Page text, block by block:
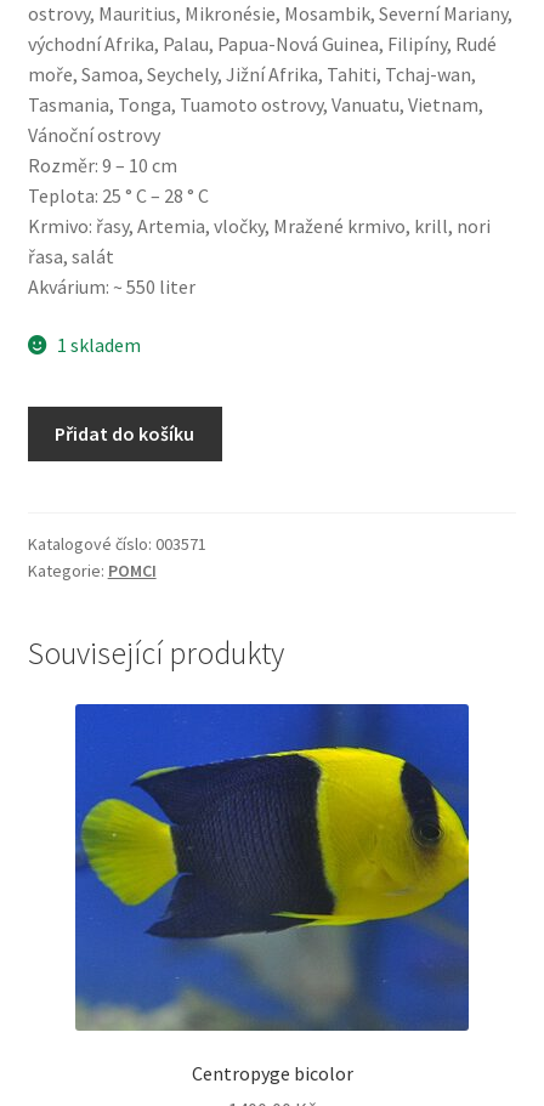
ostrovy, Mauritius, Mikronésie, Mosambik, Severní Mariany,
východní Afrika, Palau, Papua-Nová Guinea, Filipíny, Rudé
moře, Samoa, Seychely, Jižní Afrika, Tahiti, Tchaj-wan,
Tasmania, Tonga, Tuamoto ostrovy, Vanuatu, Vietnam,
Vánoční ostrovy
Rozměr: 9 – 10 cm
Teplota: 25 ° C – 28 ° C
Krmivo: řasy, Artemia, vločky, Mražené krmivo, krill, nori
řasa, salát
Akvárium: ~ 550 liter
1 skladem
Centropyge
Přidat do košíku
Katalogové číslo: 003571
Kategorie: POMCI
Související produkty
Centropyge bicolor